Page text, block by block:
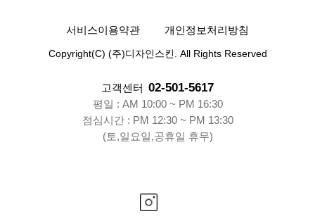
서비스이용약관 개인정보처리방침
Copyright(C) (주)디자인스킨. All Rights Reserved
고객센터 02-501-5617
평일 : AM 10:00 ~ PM 16:30
점심시간 : PM 12:30 ~ PM 13:30
(토,일요일,공휴일 휴무)